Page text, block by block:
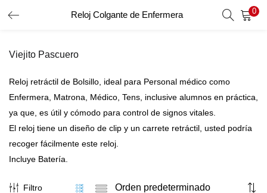
Reloj Colgante de Enfermera 0
INICIO DE SESIÓN REGISTRO
Introduzca su nombre de usuario y contraseña para iniciar
Recordar Datos
Recuperar Contraseña
Viejito Pascuero
Reloj retráctil de Bolsillo, ideal para Personal médico como
Enfermera, Matrona, Médico, Tens, inclusive alumnos en práctica,
ya que, es útil y cómodo para control de signos vitales.
El reloj tiene un diseño de clip y un carrete retráctil, usted podría
recoger fácilmente este reloj.
Incluye Batería.
Filtro